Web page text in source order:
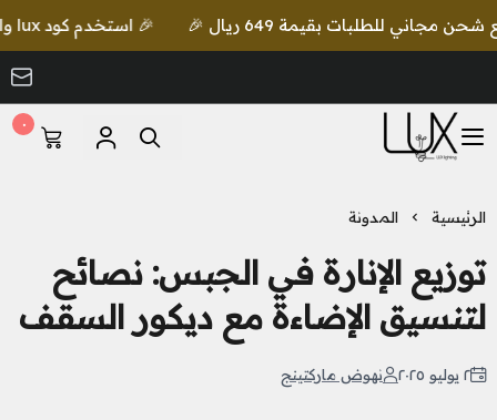
🎉 استخدم كود lux واحصل على خصم إضافي مع شحن مجاني للطلبات بقيمة 649 ريال 🎉
LUX Lighting
٠
الرئيسية المدونة
توزيع الإنارة في الجبس: نصائح
لتنسيق الإضاءة مع ديكور السقف
٢ يوليو ٢٠٢٥ نهوض ماركتينج